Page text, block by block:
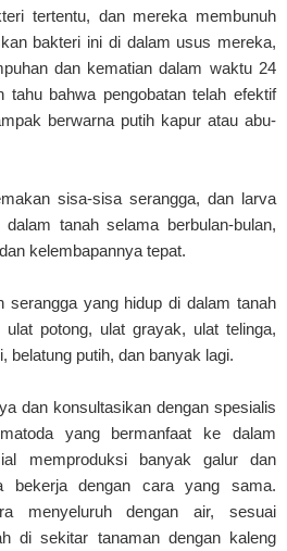
tertentu, dan mereka membunuh
bakteri ini di dalam usus mereka,
dan kematian dalam waktu 24
tahu bahwa pengobatan telah efektif
berwarna putih kapur atau abu-
sisa-sisa serangga, dan larva
tanah selama berbulan-bulan,
kelembapannya tepat.
serangga yang hidup di dalam tanah
potong, ulat grayak, ulat telinga,
belatung putih, dan banyak lagi.
dan konsultasikan dengan spesialis
yang bermanfaat ke dalam
memproduksi banyak galur dan
bekerja dengan cara yang sama.
menyeluruh dengan air, sesuai
di sekitar tanaman dengan kaleng